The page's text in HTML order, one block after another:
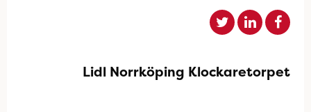
Lidl Norrköping Klockaretorpet